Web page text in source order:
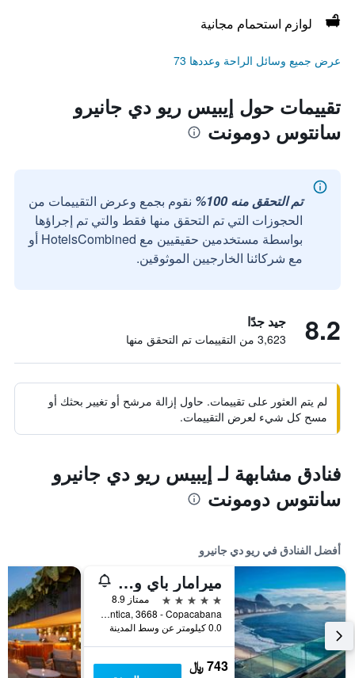
لوازم استحمام مجانية
عرض جميع وسائل الراحة وعددها 73
تقييمات حول إيبيس ريو دي جانيرو
سانتوس دومونت
تم التحقق منه 100%
نقوم بجمع وعرض التقييمات من
الحجوزات التي تم التحقق منها فقط والتي تم إجراؤها
بواسطة مستخدمين حقيقيين مع HotelsCombined أو
مع شركائنا الخارجيين الموثوقين.
8.2 جيد جدًا
3,623 من التقييمات تم التحقق منها
لم يتم العثور على تقييمات. حاول إزالة مرشح أو تغيير بحثك أو
مسح كل شيء لعرض التقييمات.
فنادق مشابهة لـ إيبيس ريو دي جانيرو
سانتوس دومونت
أفضل الفنادق في ريو دي جانيرو
ميرامار باي ويندسور كوباكابانا
5 نجوم
ممتاز 8.9
Avenida Atlantica, 3668 - Copacabana, ريو دي جانيرو, البرازيل
0.0 كيلومتر عن وسط المدينة
743 ﷼